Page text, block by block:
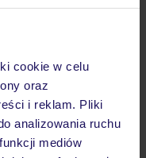
cookie w celu
oraz
i reklam. Pliki
analizowania ruchu
mediów